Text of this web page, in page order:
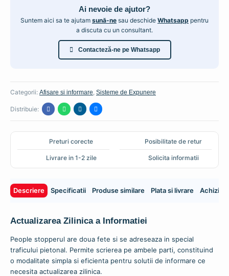
Ai nevoie de ajutor?
Suntem aici sa te ajutam sună-ne sau deschide Whatsapp pentru
a discuta cu un consultant.
Contacteză-ne pe Whatsapp
Categorii: Afisare si informare, Sisteme de Expunere
Distribuie:
Preturi corecte Posibilitate de retur
Livrare in 1-2 zile Solicita informatii
Descriere Specificatii Produse similare Plata si livrare Achizitii
Actualizarea Zilinica a Informatiei
People stopperul are doua fete si se adreseaza in special
traficului pietonal. Permite scrierea pe ambele parti, constituind
o modalitate simpla si eficienta pentru solutii de informare ce
necesita actualizarea zilinica.